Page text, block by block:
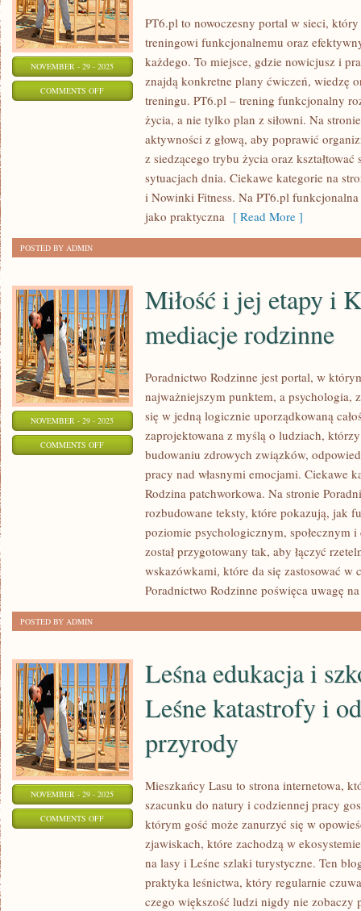
NOVEMBER - 29 - 2025
COMMENTS OFFON
POCZĄTKUJĄCYCH
PT6.pl to nowoczesny portal w sieci,
treningowi funkcjonalnemu oraz
każdego. To miejsce, gdzie nowicjusz i
znajdą konkretne plany ćwiczeń, wiedzę
treningu. PT6.pl – trening funkcjonalny
życia, a nie tylko plan z siłowni. Na
aktywności z głową, aby poprawić
z siedzącego trybu życia oraz kształtować
sytuacjach dnia. Ciekawe kategorie na
i Nowinki Fitness. Na PT6.pl
jako praktyczna [ Read More ]
POSTED BY ADMIN
NOVEMBER - 29 - 2025
COMMENTS OFFON
Miłość i jej etapy i
mediacje rodzinne
Poradnictwo Rodzinne jest portal, w
najważniejszym punktem, a psychologia,
się w jedną logicznie uporządkowaną
zaprojektowana z myślą o ludziach,
budowaniu zdrowych związków,
pracy nad własnymi emocjami. Ciekawe
Rodzina patchworkowa. Na stronie
rozbudowane teksty, które pokazują, jak
poziomie psychologicznym, społecznym
został przygotowany tak, aby łączyć
wskazówkami, które da się zastosować
Poradnictwo Rodzinne poświęca uwagę
POSTED BY ADMIN
NOVEMBER - 29 - 2025
COMMENTS OFFON
Leśna edukacja i
Leśne katastrofy i
przyrody
Mieszkańcy Lasu to strona internetowa,
szacunku do natury i codziennej pracy
którym gość może zanurzyć się w
zjawiskach, które zachodzą w
na lasy i Leśne szlaki turystyczne. Ten
praktyka leśnictwa, który regularnie
czego większość ludzi nigdy nie zobaczy